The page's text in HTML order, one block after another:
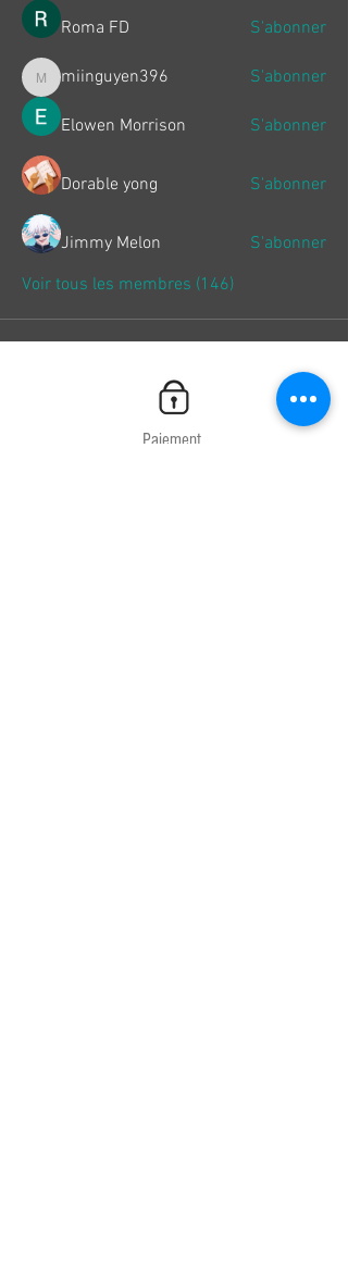
Roma FD S'abonner
miinguyen396
miinguyen396 S'abonner
Elowen Morrison S'abonner
Dorable yong S'abonner
Jimmy Melon
S'abonner
Voir tous les membres (146)
Paiement